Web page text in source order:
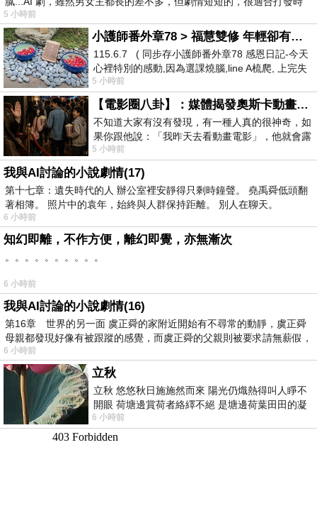
5 小時前
小護師番外章78 > 福慧雙修 年輕卻有個老靈魂 ㄑ金剛經〉podcast
115.6.7 ( 同步存小護師番外章78 感恩日記-今天
心裡特別的感動,因為選課燒腦,line A梳爬, 上完失
智課的她,特來傾
5 小時前
【電影圈八卦】：媒體揭發奧斯卡動畫項目投票醜聞！好萊塢為什麼看不起動畫電影？
不知道大家有沒有發現，有一種人真的很神奇，如
果你跟他說：「我昨天去看動畫電影」，他就會露
出一種慈祥的微笑，然後問你是不是陪小
5 小時前
我與AI討論的小說劇情(17)
第十七章：遺失時代的人 辦公室裡安靜得只剩時鐘聲。 堯禹舜低頭翻
著相簿。 照片中的袁年，始終與人群保持距離。 別人在聊天。
6 小時前
知幻即離，不作方便，離幻即覺，亦無漸次
。。。。。。。。。。
6 小時前
我與AI討論的小說劇情(16)
第16章 世界的另一面 虞正舜的家附近開始有不尋常的動靜，虞正舜
母親都發現好像有被跟蹤的感覺，而虞正舜的父親則被要求請無薪假，
6 小時前
立秋
立秋 悠悠秋日施施然而來 陽光仍熾熱得叫人睜不
開眼 荷塘邊賞荷者絡繹不絕 是塘邊荷葉田田的凝
望 風中飄逸的是映日荷花別樣紅
6 小時前